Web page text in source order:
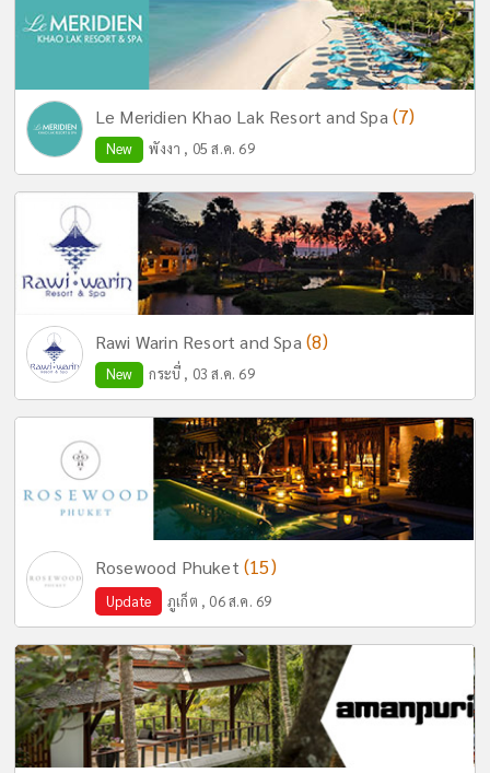
Le Meridien Khao Lak Resort and Spa (7)
New พังงา , 05 ส.ค. 69
Rawi Warin Resort and Spa (8)
New กระบี่ , 03 ส.ค. 69
Rosewood Phuket (15)
Update ภูเก็ต , 06 ส.ค. 69